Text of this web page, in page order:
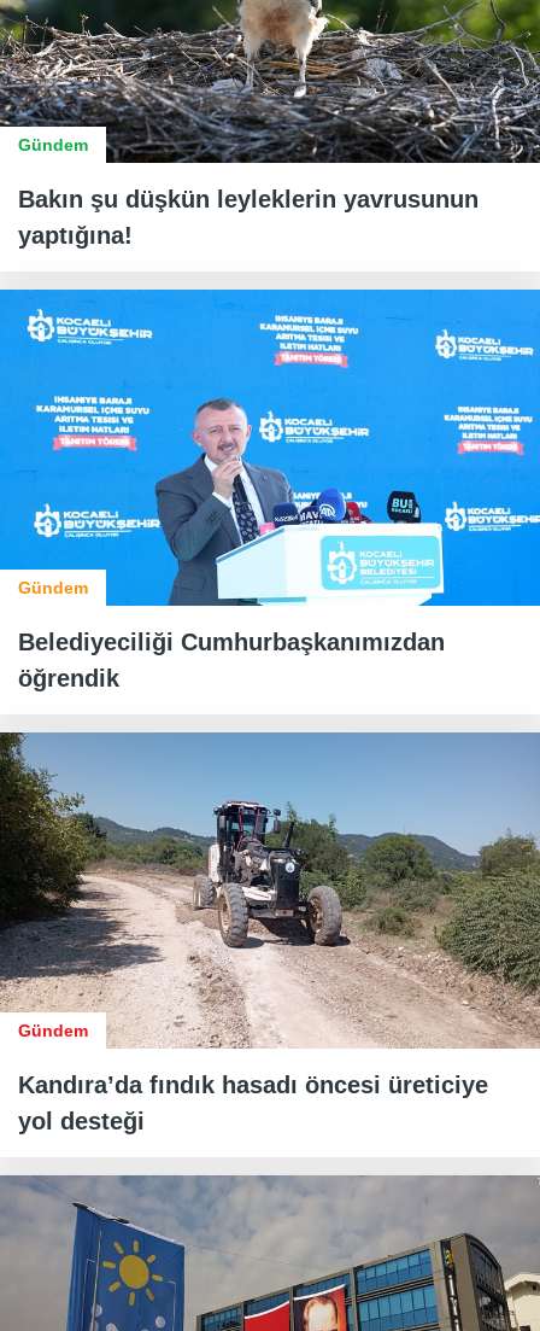
Gündem
Bakın şu düşkün leyleklerin yavrusunun
yaptığına!
Gündem
Belediyeciliği Cumhurbaşkanımızdan
öğrendik
Gündem
Kandıra’da fındık hasadı öncesi üreticiye
yol desteği